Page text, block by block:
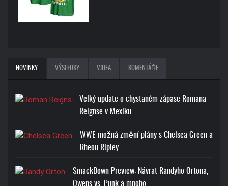
NOVINKY VÝSLEDKY VIDEA KOMENTÁŘE
Velký update o chystaném zápase Romana
Reignse v Mexiku
WWE možná změní plány s Chelsea Green a
Rheou Ripley
SmackDown Preview: Návrat Randyho Ortona,
Owens vs. Punk a mnoho…